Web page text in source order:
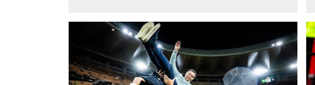
FICHAJES LEVANTE UD LUÍS CASTRO